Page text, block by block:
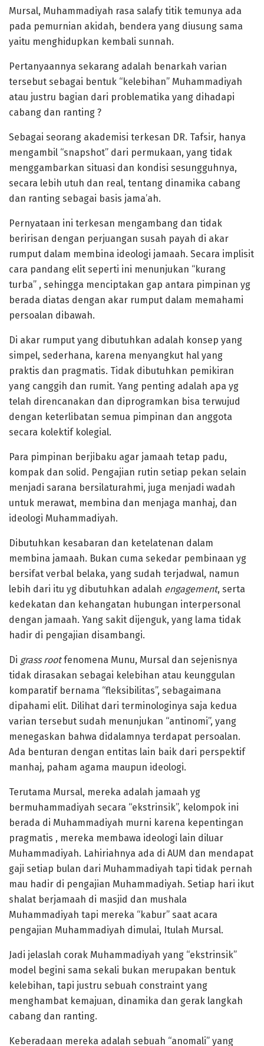
Mursal, Muhammadiyah rasa salafy titik temunya ada
pada pemurnian akidah, bendera yang diusung sama
yaitu menghidupkan kembali sunnah.
Pertanyaannya sekarang adalah benarkah varian
tersebut sebagai bentuk “kelebihan” Muhammadiyah
atau justru bagian dari problematika yang dihadapi
cabang dan ranting ?
Sebagai seorang akademisi terkesan DR. Tafsir, hanya
mengambil “snapshot” dari permukaan, yang tidak
menggambarkan situasi dan kondisi sesungguhnya,
secara lebih utuh dan real, tentang dinamika cabang
dan ranting sebagai basis jama’ah.
Pernyataan ini terkesan mengambang dan tidak
beririsan dengan perjuangan susah payah di akar
rumput dalam membina ideologi jamaah. Secara implisit
cara pandang elit seperti ini menunjukan “kurang
turba” , sehingga menciptakan gap antara pimpinan yg
berada diatas dengan akar rumput dalam memahami
persoalan dibawah.
Di akar rumput yang dibutuhkan adalah konsep yang
simpel, sederhana, karena menyangkut hal yang
praktis dan pragmatis. Tidak dibutuhkan pemikiran
yang canggih dan rumit. Yang penting adalah apa yg
telah direncanakan dan diprogramkan bisa terwujud
dengan keterlibatan semua pimpinan dan anggota
secara kolektif kolegial.
Para pimpinan berjibaku agar jamaah tetap padu,
kompak dan solid. Pengajian rutin setiap pekan selain
menjadi sarana bersilaturahmi, juga menjadi wadah
untuk merawat, membina dan menjaga manhaj, dan
ideologi Muhammadiyah.
Dibutuhkan kesabaran dan ketelatenan dalam
membina jamaah. Bukan cuma sekedar pembinaan yg
bersifat verbal belaka, yang sudah terjadwal, namun
lebih dari itu yg dibutuhkan adalah engagement, serta
kedekatan dan kehangatan hubungan interpersonal
dengan jamaah. Yang sakit dijenguk, yang lama tidak
hadir di pengajian disambangi.
Di grass rootfenomena Munu, Mursal dan sejenisnya
tidak dirasakan sebagai kelebihan atau keunggulan
komparatif bernama “fleksibilitas”, sebagaimana
dipahami elit. Dilihat dari terminologinya saja kedua
varian tersebut sudah menunjukan “antinomi”, yang
menegaskan bahwa didalamnya terdapat persoalan.
Ada benturan dengan entitas lain baik dari perspektif
manhaj, paham agama maupun ideologi.
Terutama Mursal, mereka adalah jamaah yg
bermuhammadiyah secara “ekstrinsik”, kelompok ini
berada di Muhammadiyah murni karena kepentingan
pragmatis , mereka membawa ideologi lain diluar
Muhammadiyah. Lahiriahnya ada di AUM dan mendapat
gaji setiap bulan dari Muhammadiyah tapi tidak pernah
mau hadir di pengajian Muhammadiyah. Setiap hari ikut
shalat berjamaah di masjid dan mushala
Muhammadiyah tapi mereka “kabur” saat acara
pengajian Muhammadiyah dimulai, Itulah Mursal.
Jadi jelaslah corak Muhammadiyah yang “ekstrinsik”
model begini sama sekali bukan merupakan bentuk
kelebihan, tapi justru sebuah constraint yang
menghambat kemajuan, dinamika dan gerak langkah
cabang dan ranting.
Keberadaan mereka adalah sebuah “anomali” yang